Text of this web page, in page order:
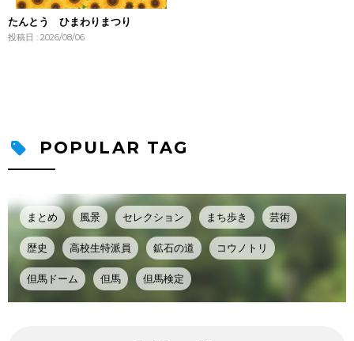
たんとう ひまわりまつり
投稿日 : 2026/08/06
POPULAR TAG
まとめ 風景 セレクション まち歩き 芸術
歴史 高校生特派員 鉱石の道 コウノトリ
但馬ドーム 但馬 但馬検定